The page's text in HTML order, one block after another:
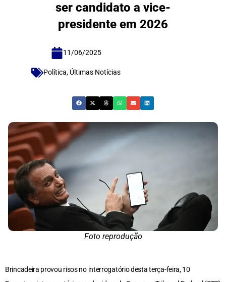
ser candidato a vice-
presidente em 2026
11/06/2025
Política, Últimas Notícias
Foto reprodução
Brincadeira provou risos no interrogatório desta terça-feira, 10